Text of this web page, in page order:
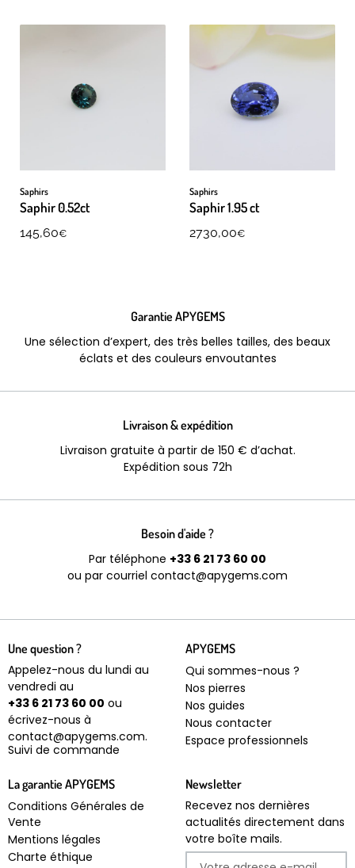
Saphirs
Saphir 0.52ct
145,60€
Saphirs
Saphir 1.95 ct
2730,00€
Garantie APYGEMS
Une sélection d’expert, des très belles tailles, des beaux
éclats et des couleurs envoutantes
Livraison & expédition
Livraison gratuite à partir de 150 € d’achat.
Expédition sous 72h
Besoin d'aide ?
Par téléphone +33 6 21 73 60 00
ou par courriel contact@apygems.com
Une question ?
Appelez-nous du lundi au
vendredi au
+33 6 21 73 60 00 ou
écrivez-nous à
contact@apygems.com.
Suivi de commande
APYGEMS
Qui sommes-nous ?
Nos pierres
Nos guides
Nous contacter
Espace professionnels
La garantie APYGEMS
Conditions Générales de
Vente
Mentions légales
Charte éthique
Newsletter
Recevez nos dernières
actualités directement dans
votre boîte mails.